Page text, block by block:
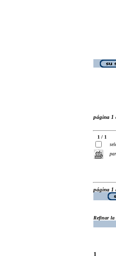
página 1
1 / 1
página 1
Refinar la
1